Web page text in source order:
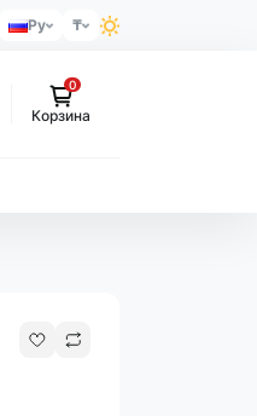
Ру ₸
0
Корзина